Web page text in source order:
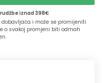
iznad 398€
i može se promijeniti
o svakoj promjeni biti odmah